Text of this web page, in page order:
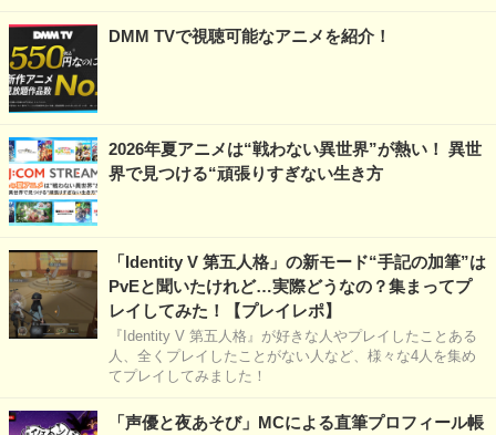
DMM TVで視聴可能なアニメを紹介！
2026年夏アニメは“戦わない異世界”が熱い！ 異世
界で見つける“頑張りすぎない生き方
「Identity V 第五人格」の新モード“手記の加筆”は
PvEと聞いたけれど…実際どうなの？集まってプ
レイしてみた！【プレイレポ】
『Identity V 第五人格』が好きな人やプレイしたことある
人、全くプレイしたことがない人など、様々な4人を集め
てプレイしてみました！
「声優と夜あそび」MCによる直筆プロフィール帳